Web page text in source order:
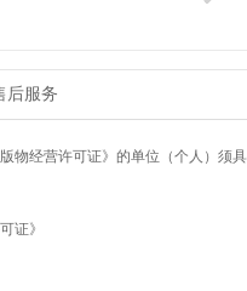
后服务
物经营许可证》的单位（个人）须
证》